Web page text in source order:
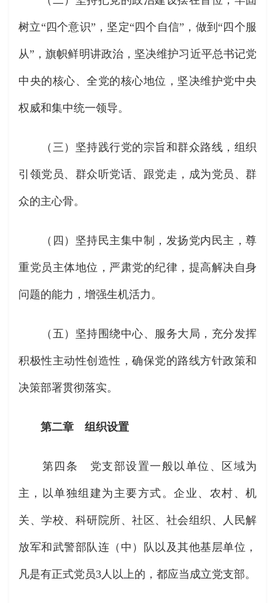
树立“四个意识”，坚定“四个自信”，做到“四个服
从”，旗帜鲜明讲政治，坚决维护习近平总书记党
中央的核心、全党的核心地位，坚决维护党中央
权威和集中统一领导。
（三）坚持践行党的宗旨和群众路线，组织
引领党员、群众听党话、跟党走，成为党员、群
众的主心骨。
（四）坚持民主集中制，发扬党内民主，尊
重党员主体地位，严肃党的纪律，提高解决自身
问题的能力，增强生机活力。
（五）坚持围绕中心、服务大局，充分发挥
积极性主动性创造性，确保党的路线方针政策和
决策部署贯彻落实。
第二章 组织设置
第四条 党支部设置一般以单位、区域为
主，以单独组建为主要方式。企业、农村、机
关、学校、科研院所、社区、社会组织、人民解
放军和武警部队连（中）队以及其他基层单位，
凡是有正式党员3人以上的，都应当成立党支部。